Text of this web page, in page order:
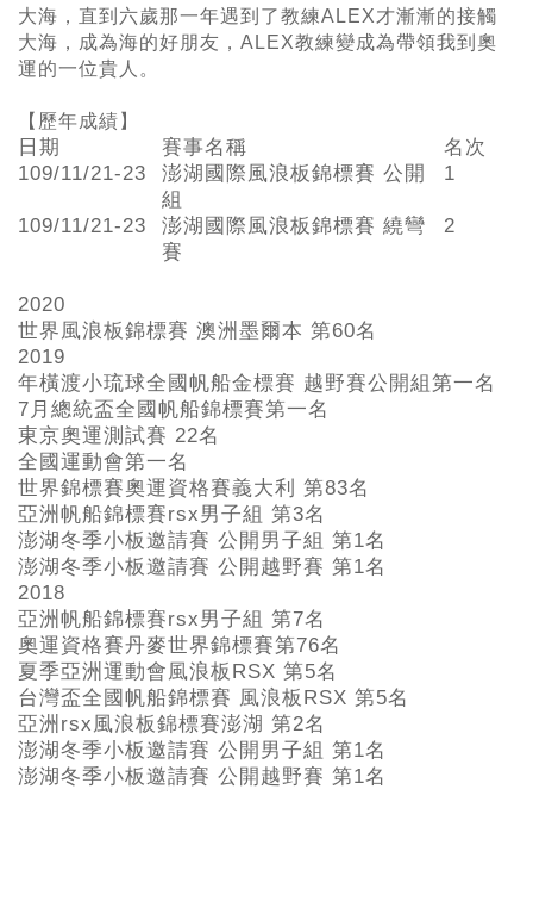
大海，直到六歲那一年遇到了教練ALEX才漸漸的接觸
大海，成為海的好朋友，ALEX教練變成為帶領我到奧
運的一位貴人。
【歷年成績】
日期 賽事名稱
名次
109/11/21-23
澎湖國際風浪板錦標賽 公開
組
1
109/11/21-23
澎湖國際風浪板錦標賽 繞彎
賽
2
2020
世界風浪板錦標賽 澳洲墨爾本 第60名
2019
年橫渡小琉球全國帆船金標賽 越野賽公開組第一名
7 月總統盃全國帆船錦標賽第一名
東京奧運測試賽 22名
全國運動會第一名
世界錦標賽奧運資格賽義大利 第83名
亞洲帆船錦標賽rsx男子組 第3名
澎湖冬季小板邀請賽 公開男子組 第1名
澎湖冬季小板邀請賽 公開越野賽 第1名
2018
亞洲帆船錦標賽rsx男子組 第7名
奧運資格賽丹麥世界錦標賽第76名
夏季亞洲運動會風浪板RSX 第5名
台灣盃全國帆船錦標賽 風浪板RSX 第5名
亞洲rsx風浪板錦標賽澎湖 第2名
澎湖冬季小板邀請賽 公開男子組 第1名
澎湖冬季小板邀請賽 公開越野賽 第1名